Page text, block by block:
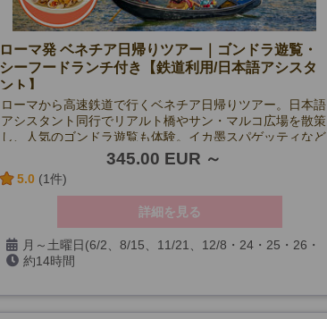
ローマ発 ベネチア日帰りツアー｜ゴンドラ遊覧・
シーフードランチ付き【鉄道利用/日本語アシスタ
ント】
ローマから高速鉄道で行くベネチア日帰りツアー。日本語
アシスタント同行でリアルト橋やサン・マルコ広場を散策
し、人気のゴンドラ遊覧も体験。イカ墨スパゲッティなど
本格シーフードランチ付き。初めてのベネチア観光にもお
すすめ。
345.00 EUR
5.0 (1件)
詳細を見る
月～土曜日(6/2、8/15、11/21、12/8・24・25・26・
31、1/1・6、2/6、3/29、悪天候の場合を除く)
約14時間